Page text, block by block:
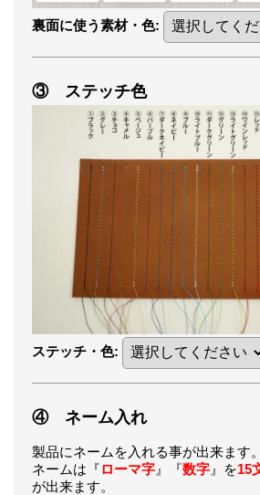
裏面に使う素材・色:
③ ステッチ色
ステッチ・色:
④ ネーム入れ
製品にネームを入れる事が出来ます。
ネームは『ローマ字 』『数字 』を15
が出来ます。